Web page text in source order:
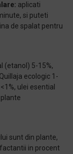
aplicati
si puteti
de spalat pentru
(etanol) 5-15%,
ecologic 1-
ulei esential
sunt din plante,
in procent